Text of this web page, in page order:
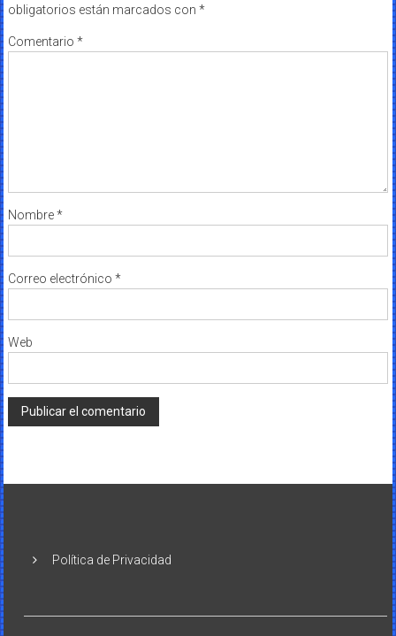
obligatorios están marcados con *
Comentario *
Nombre*
Correo electrónico *
Web
Política de Privacidad